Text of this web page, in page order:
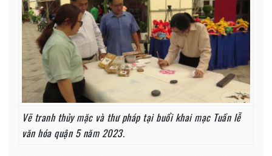
Vẽ tranh thủy mặc và thư pháp tại buổi khai mạc Tuần lễ
văn hóa quận 5 năm 2023.